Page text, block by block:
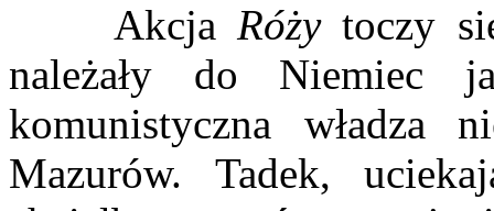
Akcja Różytoczy
należały do Niemiec
komunistyczna władza
Mazurów. Tadek,